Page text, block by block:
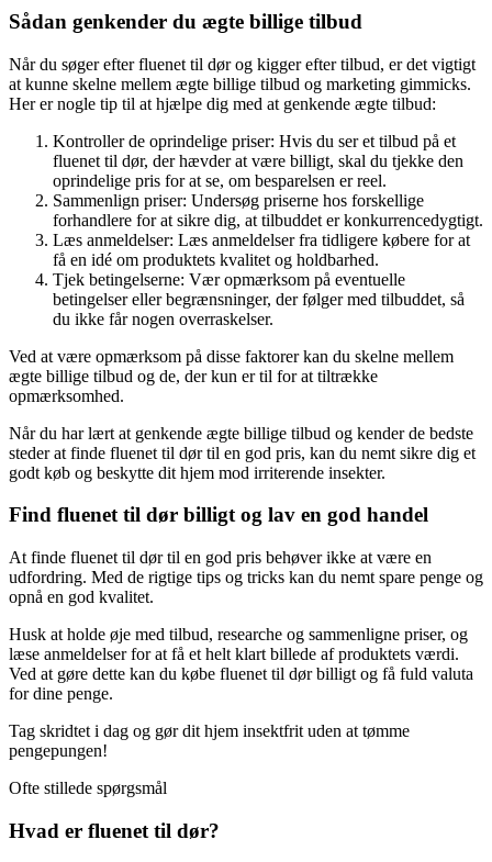
Sådan genkender du ægte billige tilbud
Når du søger efter fluenet til dør og kigger efter tilbud, er det vigtigt
at kunne skelne mellem ægte billige tilbud og marketing gimmicks.
Her er nogle tip til at hjælpe dig med at genkende ægte tilbud:
Kontroller de oprindelige priser: Hvis du ser et tilbud på et
fluenet til dør, der hævder at være billigt, skal du tjekke den
oprindelige pris for at se, om besparelsen er reel.
Sammenlign priser: Undersøg priserne hos forskellige
forhandlere for at sikre dig, at tilbuddet er konkurrencedygtigt.
Læs anmeldelser: Læs anmeldelser fra tidligere købere for at
få en idé om produktets kvalitet og holdbarhed.
Tjek betingelserne: Vær opmærksom på eventuelle
betingelser eller begrænsninger, der følger med tilbuddet, så
du ikke får nogen overraskelser.
Ved at være opmærksom på disse faktorer kan du skelne mellem
ægte billige tilbud og de, der kun er til for at tiltrække
opmærksomhed.
Når du har lært at genkende ægte billige tilbud og kender de bedste
steder at finde fluenet til dør til en god pris, kan du nemt sikre dig et
godt køb og beskytte dit hjem mod irriterende insekter.
Find fluenet til dør billigt og lav en god handel
At finde fluenet til dør til en god pris behøver ikke at være en
udfordring. Med de rigtige tips og tricks kan du nemt spare penge og
opnå en god kvalitet.
Husk at holde øje med tilbud, researche og sammenligne priser, og
læse anmeldelser for at få et helt klart billede af produktets værdi.
Ved at gøre dette kan du købe fluenet til dør billigt og få fuld valuta
for dine penge.
Tag skridtet i dag og gør dit hjem insektfrit uden at tømme
pengepungen!
Ofte stillede spørgsmål
Hvad er fluenet til dør?